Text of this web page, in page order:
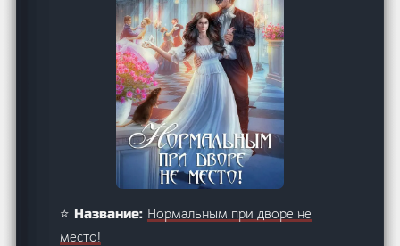
⭐ Название: Нормальным при дворе не
место!